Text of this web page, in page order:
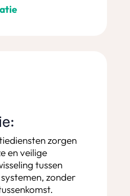
zorgen
en veilige
tussen
zonder